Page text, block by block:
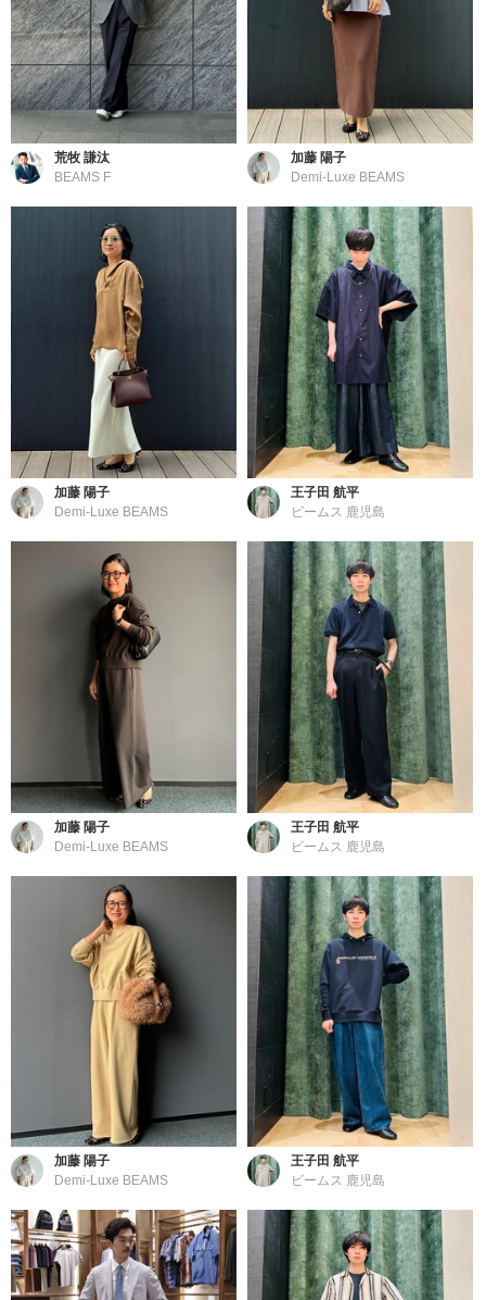
荒牧 謙汰
BEAMS F
加藤 陽子
Demi-Luxe BEAMS
加藤 陽子
Demi-Luxe BEAMS
王子田 航平
ビームス 鹿児島
加藤 陽子
Demi-Luxe BEAMS
王子田 航平
ビームス 鹿児島
加藤 陽子
Demi-Luxe BEAMS
王子田 航平
ビームス 鹿児島